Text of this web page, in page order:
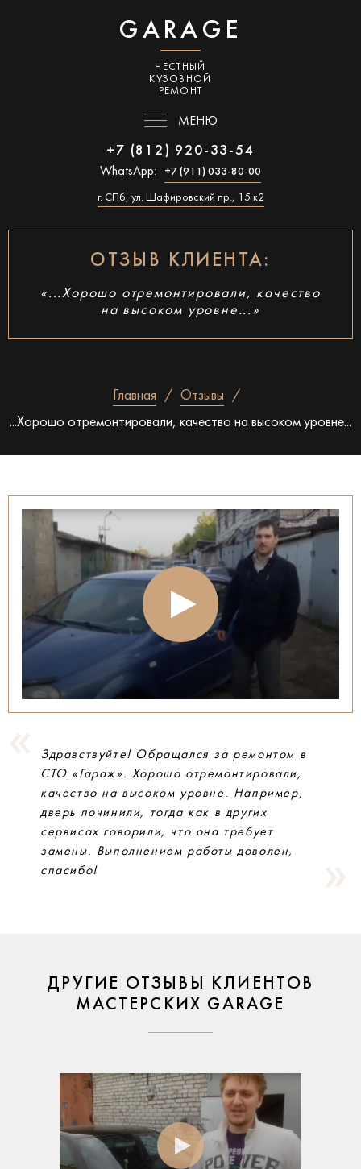
GARAGE
ЧЕСТНЫЙ
КУЗОВНОЙ
РЕМОНТ
МЕНЮ
+7 (812) 920-33-54
WhatsApp: +7 (911) 033-80-00
г. СПб, ул. Шафировский пр., 15 к2
ОТЗЫВ КЛИЕНТА:
«...Хорошо отремонтировали, качество
на высоком уровне...»
Главная
Отзывы
...Хорошо отремонтировали, качество на высоком уровне...
Здравствуйте! Обращался за ремонтом в
СТО «Гараж». Хорошо отремонтировали,
качество на высоком уровне. Например,
дверь починили, тогда как в других
сервисах говорили, что она требует
замены. Выполнением работы доволен,
спасибо!
ДРУГИЕ ОТЗЫВЫ КЛИЕНТОВ
МАСТЕРСКИХ GARAGE